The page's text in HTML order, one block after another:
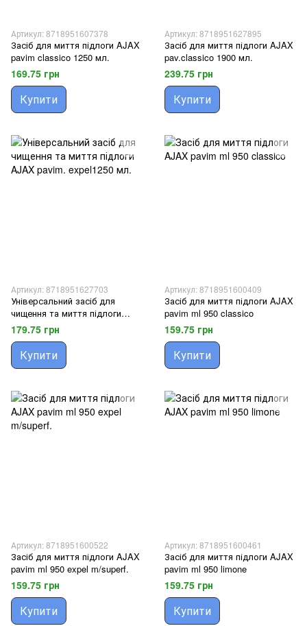
Артикул: 8718951607378
Засіб для миття підлоги AJAX
pavim classico 1250 мл.
169.75 грн
Купити
Артикул: 8718951627895
Засіб для миття підлоги AJAX
pav.classico 1900 мл.
239.75 грн
Купити
Артикул: 8718951627703
Універсальний засіб для
чищення та миття підлоги
AJAX pavim. expel1250 мл.
179.75 грн
Купити
Артикул: 8718951600409
Засіб для миття підлоги AJAX
pavim ml 950 classico
159.75 грн
Купити
Артикул: 8718951600522
Засіб для миття підлоги AJAX
pavim ml 950 expel m/superf.
159.75 грн
Купити
Артикул: 8718951600461
Засіб для миття підлоги AJAX
pavim ml 950 limone
159.75 грн
Купити